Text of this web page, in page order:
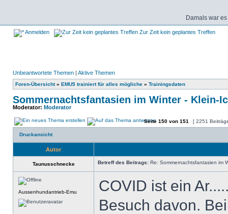
Damals war
Anmelden Zur Zeit kein geplantes Treffen
Unbeantwortete Themen | Aktive Themen
Foren-Übersicht» EMU5 trainiert für alles mögliche » Trainingsdaten
Sommernachtsfantasien im Winter - Klein-
Moderator: Moderator
Seite 150 von 151 [ 2251
Druckansicht
Autor
Taunusschnecke Betreff des Beitrags: Re: Sommernachtsfantasien im
Aussenhundantrieb-Emu
COVID ist ein
Besuch davon.